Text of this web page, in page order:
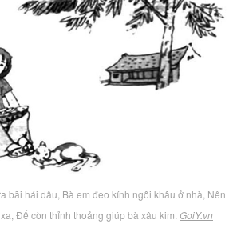
bãi hái dâu, Bà em đeo kính ngồi khâu ở nhà, Nên
Để còn thỉnh thoảng giúp bà xâu kim. GoiY.vn